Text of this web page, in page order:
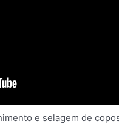
e selagem de